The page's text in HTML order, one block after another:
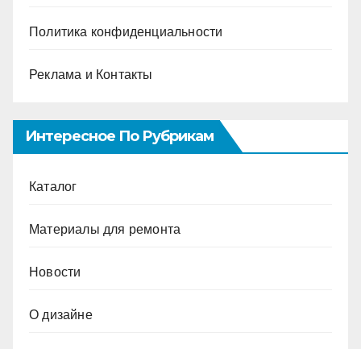
Политика конфиденциальности
Реклама и Контакты
Интересное По Рубрикам
Каталог
Материалы для ремонта
Новости
О дизайне